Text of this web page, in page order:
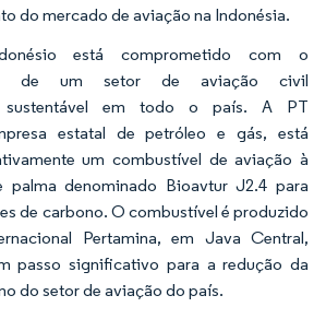
do mercado de aviação na Indonésia.
está comprometido com o
de um setor de aviação civil
sustentável em todo o país. A PT
estatal de petróleo e gás, está
um combustível de aviação à
palma denominado Bioavtur J2.4 para
de carbono. O combustível é produzido
Pertamina, em Java Central,
passo significativo para a redução da
do setor de aviação do país.